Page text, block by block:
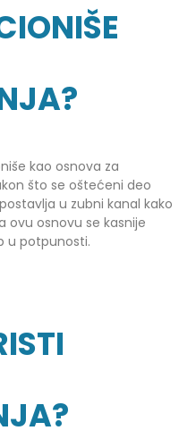
kao osnova za
što se oštećeni deo
u zubni kanal kako
ovu osnovu se kasnije
u potpunosti.